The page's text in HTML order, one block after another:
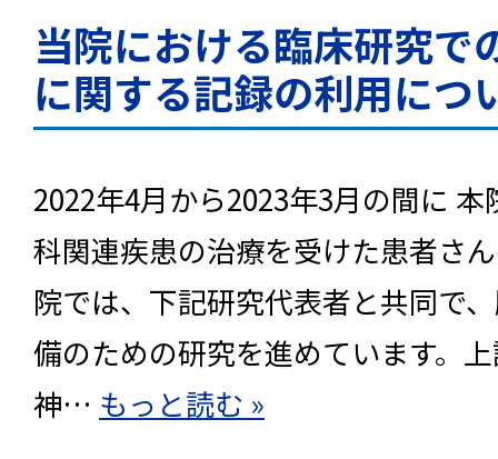
当院における臨床研究で
に関する記録の利用につ
2022年4月から2023年3月の間に
科関連疾患の治療を受けた患者
院では、下記研究代表者と共同で
備のための研究を進めています。
神… もっと読む »